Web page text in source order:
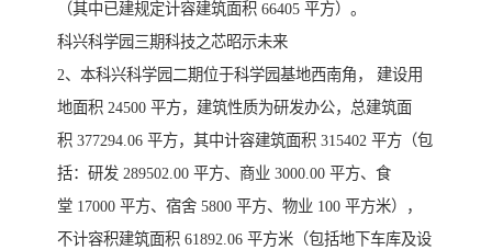
（其中已建规定计容建筑面积 66405 平方）。
科兴科学园三期科技之芯昭示未来
2、本科兴科学园二期位于科学园基地西南角， 建设用
地面积 24500 平方，建筑性质为研发办公，总建筑面
积 377294.06 平方，其中计容建筑面积 315402 平方（包
括：研发 289502.00 平方、商业 3000.00 平方、食
堂 17000 平方、宿舍 5800 平方、物业 100 平方米），
不计容积建筑面积 61892.06 平方米（包括地下车库及设